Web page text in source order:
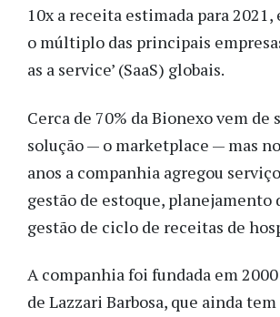
10x a receita estimada para
o múltiplo das principais
as a service’ (SaaS) globais.
Cerca de 70% da Bionexo vem de
solução — o marketplace — mas
anos a companhia agregou
gestão de estoque, planejamento
gestão de ciclo de receitas de
A companhia foi fundada em
de Lazzari Barbosa, que ainda